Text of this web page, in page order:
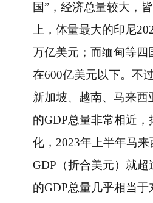
国”，经济总量较大，
上，体量最大的印尼
万亿美元；而缅甸等四
在600亿美元以下。不
新加坡、越南、马来西
的GDP总量非常相近
化，2023年上半年马
GDP（折合美元）就超
的GDP总量几乎相当于